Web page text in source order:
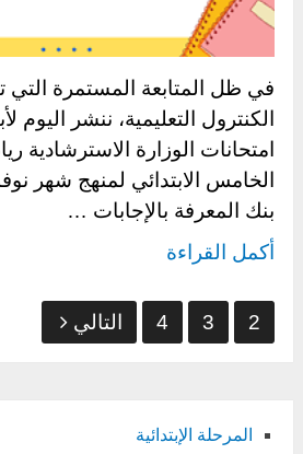
في ظل المتابعة المستمرة التي
الكنترول التعليمية، ننشر اليوم
امتحانات الوزارة الاسترشادية
الخامس الابتدائي لمنهج شهر
بنك المعرفة بالإجابات …
أكمل القراءة
تعدد
صفحات
2
3
4 التالي
المرحلة الإبتدائية